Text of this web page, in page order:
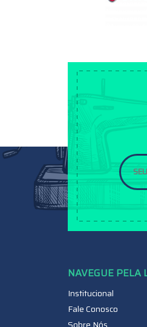
Institucional
Fale Conosco
Sobre Nós